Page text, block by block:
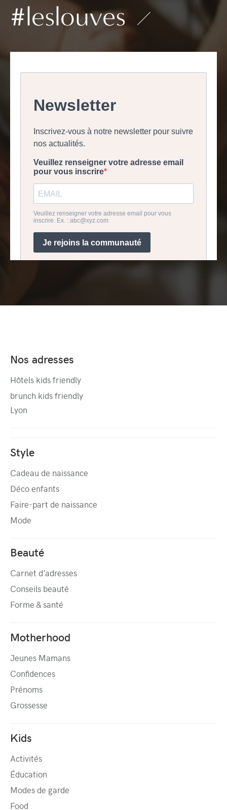
#leslouves
Nos adresses
Hôtels kids friendly
brunch kids friendly
Lyon
Style
Cadeau de naissance
Déco enfants
Faire-part de naissance
Mode
Beauté
Carnet d’adresses
Conseils beauté
Forme & santé
Motherhood
Jeunes Mamans
Confidences
Prénoms
Grossesse
Kids
Activités
Éducation
Modes de garde
Food